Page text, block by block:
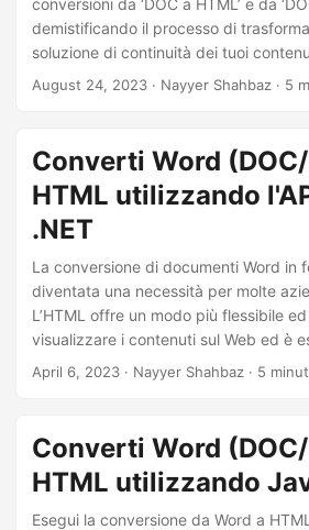
conversioni da ‘DOC a HTML’ e da
demistificando il processo di
soluzione di continuità dei tuoi
HTML compatibile con il Web. Che tu
Word in HTML online’.
August 24, 2023 · Nayyer Shahbaz · 5
Converti Word
HTML utilizzando
.NET
La conversione di documenti Word in
diventata una necessità per molte
L’HTML offre un modo più flessibile
visualizzare i contenuti sul Web ed è
degli strumenti e delle risorse giusti
Aspose.Words Cloud SDK per
in formato HTML, semplificando la
contenuti sul Web.
April 6, 2023 · Nayyer Shahbaz · 5
Converti Word
HTML utilizzando
Esegui la conversione da Word a